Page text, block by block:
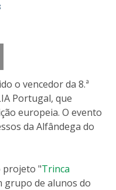
o vencedor da 8.ª
Portugal, que
europeia. O evento
da Alfândega do
projeto "Trinca
grupo de alunos do